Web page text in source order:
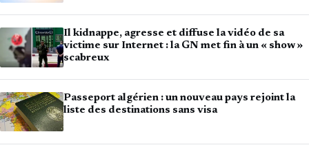
Il kidnappe, agresse et diffuse la vidéo de sa
victime sur Internet : la GN met fin à un « show »
scabreux
Passeport algérien : un nouveau pays rejoint la
liste des destinations sans visa